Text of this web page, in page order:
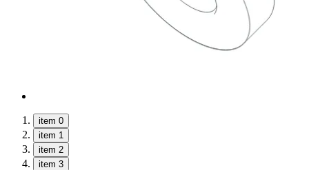
item 0
item 1
item 2
item 3